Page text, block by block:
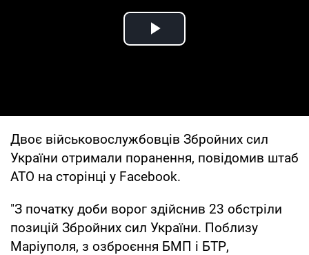
Play Video
Двоє військовослужбовців Збройних сил
України отримали поранення, повідомив штаб
АТО на сторінці у Facebook.
"З початку доби ворог здійснив 23 обстріли
позицій Збройних сил України. Поблизу
Маріуполя, з озброєння БМП і БТР,